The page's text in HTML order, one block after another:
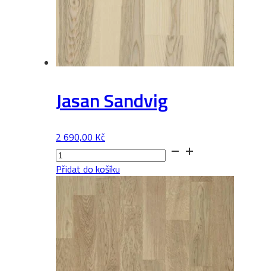
Jasan Sandvig
2 690,00 Kč
Jasan
Sandvig
množství
Přidat do košíku